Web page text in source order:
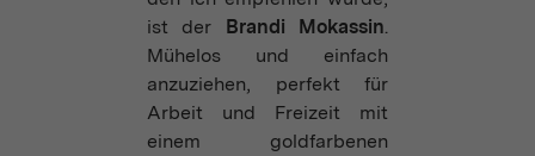
ist der Brandi Mokassin
Mühelos und einfach
anzuziehen, perfekt für
Arbeit und Freizeit mit
einem goldfarbenen